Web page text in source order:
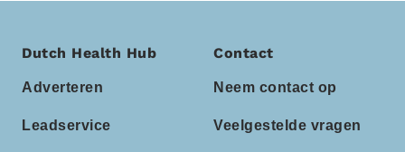
Dutch Health Hub
Adverteren
Leadservice
Contact
Neem contact op
Veelgestelde vragen